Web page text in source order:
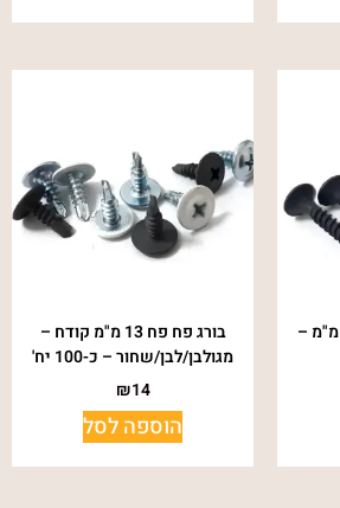
בורג גבס שחור רגיל 35 מ"מ –
בורג פח פח 13 מ"מ קודח –
מגולבן/לבן/שחור – כ-100 יח'
₪14
הוספה לסל